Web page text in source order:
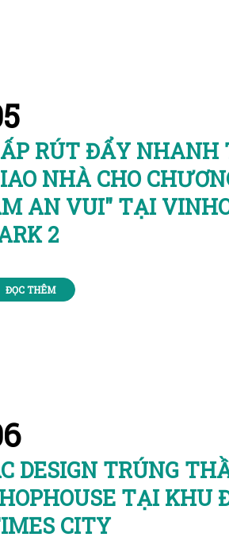
RÚT ĐẨY NHANH
NHÀ CHO
AN VUI" TẠI
2
ĐỌC THÊM
DESIGN TRÚNG
TẠI KHU
CITY